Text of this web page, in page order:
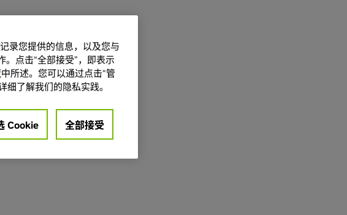
录您提供的信息，以及您与
点击“全部接受”，即表示
中所述。您可以通过点击“管
细了解我们的隐私实践。
Cookie 全部接受